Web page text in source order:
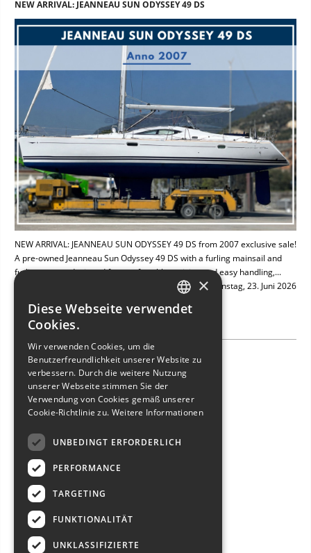
NEW ARRIVAL: JEANNEAU SUN ODYSSEY 49 DS
NEW ARRIVAL: JEANNEAU SUN ODYSSEY 49 DS from 2007 exclusive sale!
A pre-owned Jeanneau Sun Odyssey 49 DS with a furling mainsail and
furling genoa, designed for comfortable cruising and easy handling,...
Dienstag, 23. Juni 2026
NEW ARRIVAL: BAVARIA 49
ITALIAN
FRENCH
SPANISH
×
Diese Webseite verwendet
Cookies.
Wir verwenden Cookies, um die
Benutzerfreundlichkeit unserer Website zu
verbessern. Durch die weitere Nutzung
unserer Webseite stimmen Sie der
Verwendung von Cookies gemäß unserer
Cookie-Richtlinie zu. Weitere Informationen
UNBEDINGT ERFORDERLICH
PERFORMANCE
TARGETING
FUNKTIONALITÄT
UNKLASSIFIZIERTE